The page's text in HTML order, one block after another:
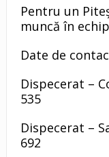
Pentru un
muncă în
Date de
Dispecerat –
535
Dispecerat –
692